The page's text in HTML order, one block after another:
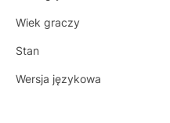
Wiek graczy
Stan
Wersja językowa